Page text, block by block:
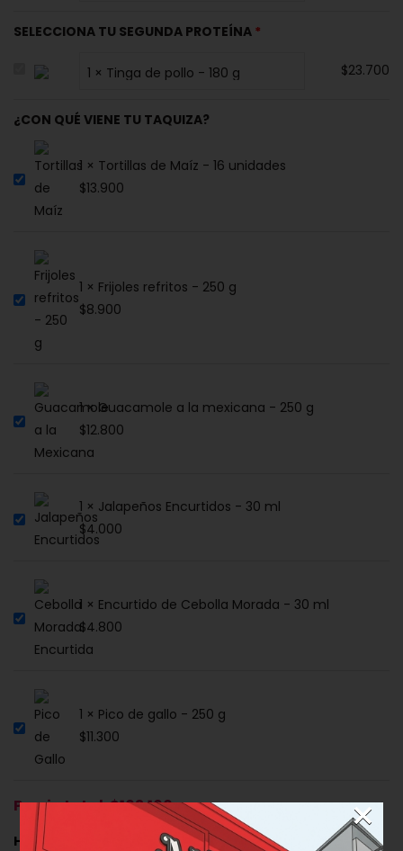
SELECCIONA TU SEGUNDA PROTEÍNA
$23.700
¿CON QUÉ VIENE TU TAQUIZA?
1 × Tortillas de Maíz - 16 unidades
$13.900
1 × Frijoles refritos - 250 g
$8.900
1 × Guacamole a la mexicana - 250 g
$12.800
1 × Jalapeños Encurtidos - 30 ml
$4.000
1 × Encurtido de Cebolla Morada - 30 ml
$4.800
1 × Pico de gallo - 250 g
$11.300
Precio total:$103.100
Hay existencias ×